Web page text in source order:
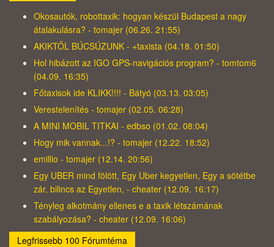
Okosautók, robottaxik: hogyan készül Budapest a nagy
átalakulásra? - tomajer (06.26. 21:55)
AKIKTŐL BÚCSÚZUNK - +taxista (04.18. 01:50)
Hol hibázott az IGO GPS-navigációs program? - tomtom6
(04.09. 16:35)
Főtaxisok ide KLIKK!!!! - Bátyó (03.13. 03:05)
Verestelenítés - tomajer (02.05. 06:28)
A MINI MOBIL TITKAI - edbso (01.02. 08:04)
Hogy mik vannak...!? - tomajer (12.22. 18:52)
emillio - tomajer (12.14. 20:56)
Egy UBER mind fölött, Egy Uber kegyetlen, Egy a sötétbe
zár, bilincs az Egyetlen, - cheater (12.09. 16:17)
Tényleg alkotmány ellenes e a taxik létszámának
szabályozása? - cheater (12.09. 16:06)
Legfrissebb 100 Fórumtéma